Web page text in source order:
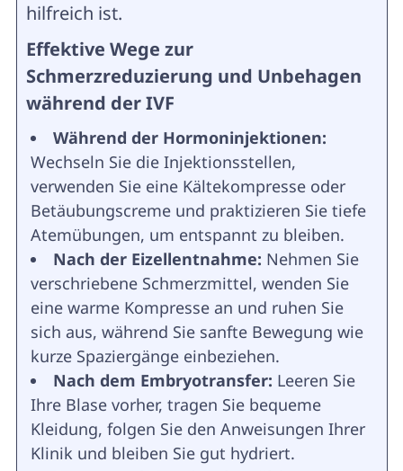
hilfreich ist.
Effektive Wege zur
Schmerzreduzierung und Unbehagen
während der IVF
Während der Hormoninjektionen:
Wechseln Sie die Injektionsstellen,
verwenden Sie eine Kältekompresse oder
Betäubungscreme und praktizieren Sie tiefe
Atemübungen, um entspannt zu bleiben.
Nach der Eizellentnahme: Nehmen Sie
verschriebene Schmerzmittel, wenden Sie
eine warme Kompresse an und ruhen Sie
sich aus, während Sie sanfte Bewegung wie
kurze Spaziergänge einbeziehen.
Nach dem Embryotransfer: Leeren Sie
Ihre Blase vorher, tragen Sie bequeme
Kleidung, folgen Sie den Anweisungen Ihrer
Klinik und bleiben Sie gut hydriert.